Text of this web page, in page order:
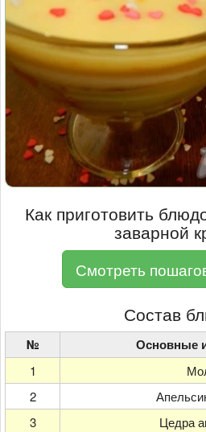
Как приготовить
заварной
Смотреть
Состав
№ Основные
1
2
3
Цедра